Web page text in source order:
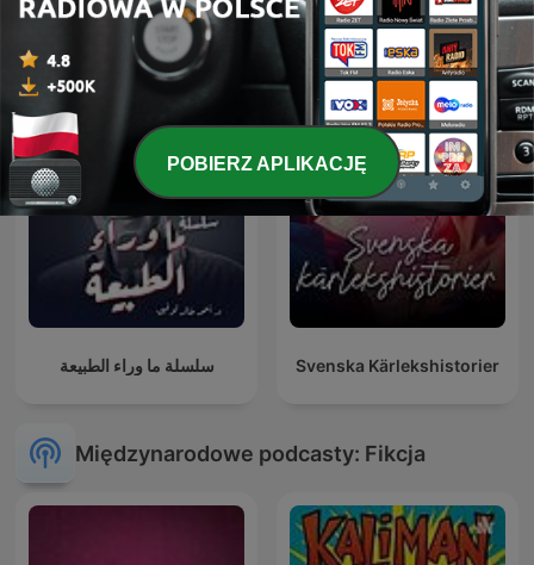
Podcast na dobranoc
Sitio Bangungot - Pinoy
Horror Stories for Sleep
Podcast
سلسلة ما وراء الطبيعة Svenska Kärlekshistorier
Międzynarodowe podcasty: Fikcja
POBIERZ APLIKACJĘ